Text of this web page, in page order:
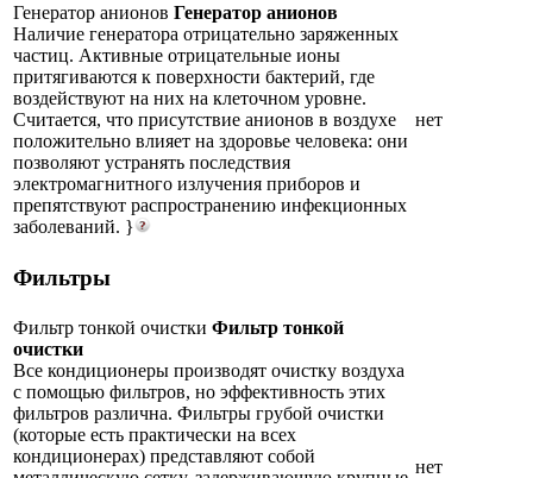
Генератор анионов Генератор анионов
Наличие генератора отрицательно заряженных
частиц. Активные отрицательные ионы
притягиваются к поверхности бактерий, где
воздействуют на них на клеточном уровне.
Считается, что присутствие анионов в воздухе
положительно влияет на здоровье человека: они
позволяют устранять последствия
электромагнитного излучения приборов и
препятствуют распространению инфекционных
заболеваний. }
нет
Фильтры
Фильтр тонкой очистки Фильтр тонкой
очистки
Все кондиционеры производят очистку воздуха
с помощью фильтров, но эффективность этих
фильтров различна. Фильтры грубой очистки
(которые есть практически на всех
кондиционерах) представляют собой
нет